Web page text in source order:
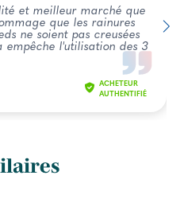
et meilleur marché que
que les rainures
ne soient pas creusées
l'utilisation des 3
ACHETEUR
AUTHENTIFIÉ